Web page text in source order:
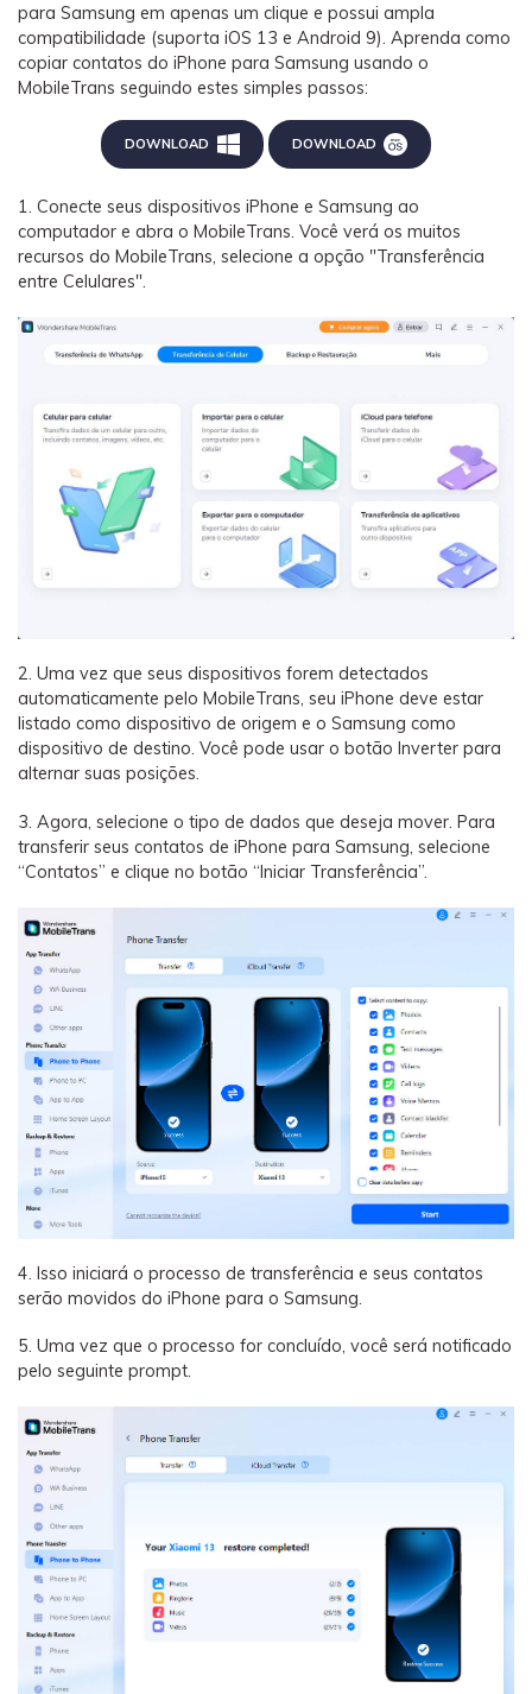
para Samsung em apenas um clique e possui ampla
compatibilidade (suporta iOS 13 e Android 9). Aprenda como
copiar contatos do iPhone para Samsung usando o
MobileTrans seguindo estes simples passos:
DOWNLOAD DOWNLOAD
1. Conecte seus dispositivos iPhone e Samsung ao
computador e abra o MobileTrans. Você verá os muitos
recursos do MobileTrans, selecione a opção "Transferência
entre Celulares".
2. Uma vez que seus dispositivos forem detectados
automaticamente pelo MobileTrans, seu iPhone deve estar
listado como dispositivo de origem e o Samsung como
dispositivo de destino. Você pode usar o botão Inverter para
alternar suas posições.
3. Agora, selecione o tipo de dados que deseja mover. Para
transferir seus contatos de iPhone para Samsung, selecione
“Contatos” e clique no botão “Iniciar Transferência”.
4. Isso iniciará o processo de transferência e seus contatos
serão movidos do iPhone para o Samsung.
5. Uma vez que o processo for concluído, você será notificado
pelo seguinte prompt.